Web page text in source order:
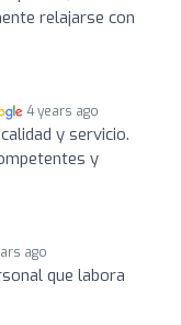
relajarse con
4 years ago
y servicio.
y
ago
que labora